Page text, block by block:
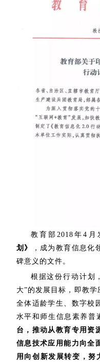
教育部2018年4月
划》
，成为教育信息化
碑意义的文件。
根据这份行动计划
大”的发展目标，即教
全体适龄学生、数字校
水平和师生信息素养普
台，推动从教育专用资
信息技术应用能力向全
用向创新发展转变，努